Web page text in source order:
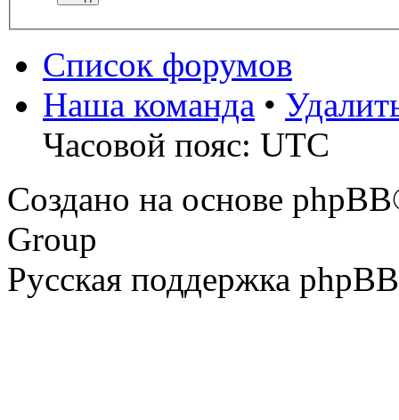
Список форумов
Наша команда •
Часовой пояс: UTC
Создано на основе
Group
Русская поддержка phpBB